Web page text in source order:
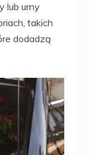
lub urny
takich
dodadzą